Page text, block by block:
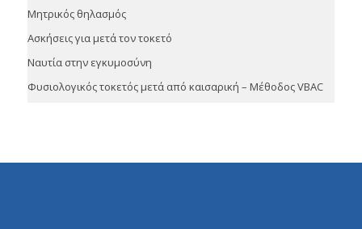
Μητρικός θηλασμός
Ασκήσεις για μετά τον τοκετό
Ναυτία στην εγκυμοσύνη
Φυσιολογικός τοκετός μετά από καισαρική – Μέθοδος VBAC